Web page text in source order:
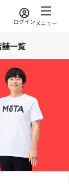
ログインメニュー
一覧